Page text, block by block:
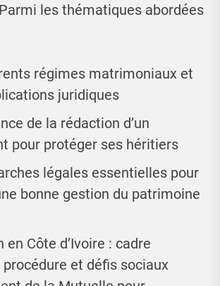
les thématiques abordées
régimes matrimoniaux et
juridiques
de la rédaction d’un
pour protéger ses héritiers
légales essentielles pour
bonne gestion du patrimoine
en Côte d’Ivoire : cadre
procédure et défis sociaux